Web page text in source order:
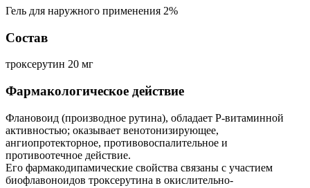
Гель для наружного применения 2%
Состав
троксерутин 20 мг
Фармакологическое действие
Флановоид (производное рутина), обладает Р-витаминной
активностью; оказывает венотонизирующее,
ангиопротекторное, противовоспалительное и
противоотечное действие.
Его фармакодипамические свойства связаны с участием
биофлавоноидов троксерутина в окислительно-